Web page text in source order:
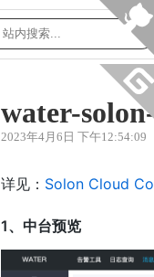
water-
2023年4月6日 下午12:54:09
详见： Solon Cloud
1、中台预览